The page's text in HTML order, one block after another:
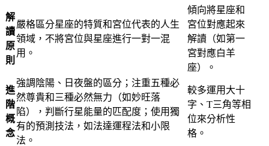
解
讀
原
則
嚴格區分星座的特質和宮位代表的人生
領域，不將宮位與星座進行一對一混
用 。
傾向將星座和
宮位對應起來
解讀（如第一
宮對應白羊
座）
。
進
階
概
念
強調陰陽、日夜盤的區分 ；注重五種必
然尊貴和三種必然無力（如妙旺落
陷），判斷行星能量的匹配度 ；使用獨
有的預測技法，如法達運程法和小限
法 。
較多運用大十
字、T三角等相
位來分析性
格 。